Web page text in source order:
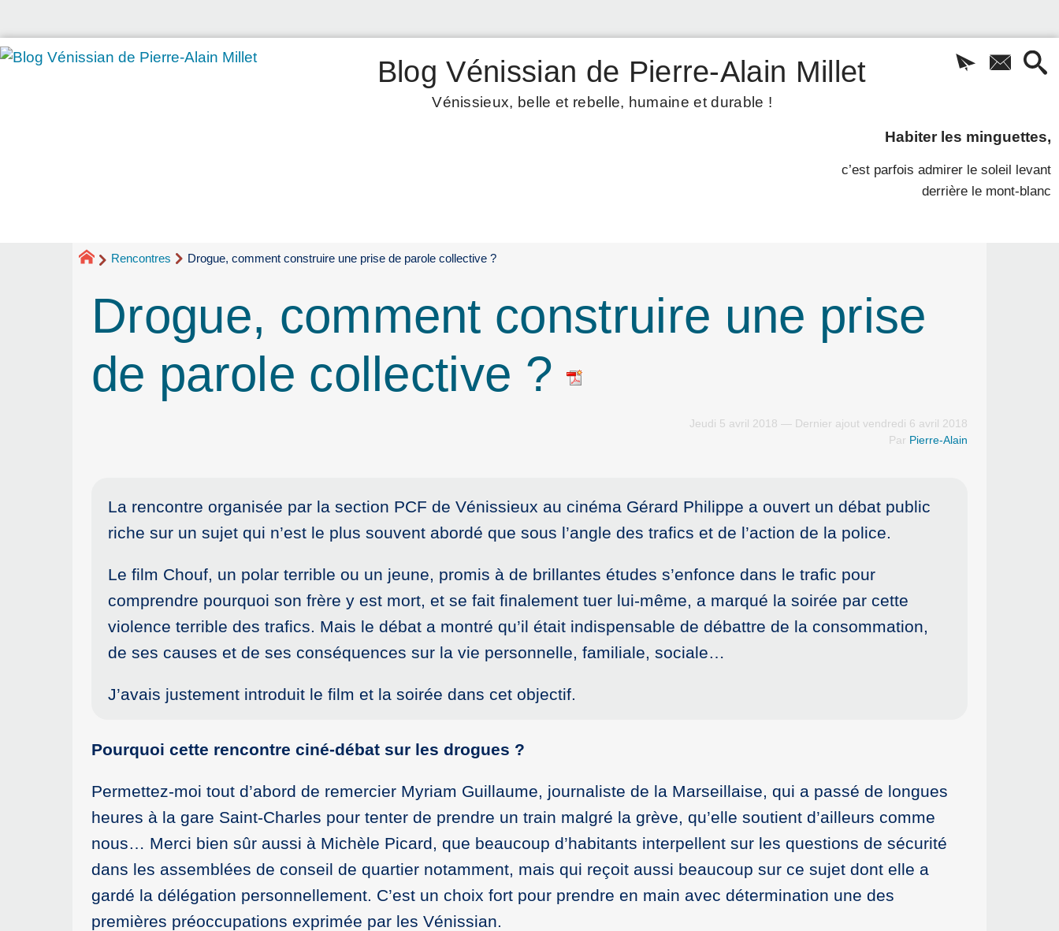
Blog Vénissian de Pierre-Alain Millet
Vénissieux, belle et rebelle, humaine et durable !
Habiter les minguettes,
c’est parfois admirer le soleil levant
derrière le mont-blanc
Rencontres Drogue, comment construire une prise de parole collective ?
Drogue, comment construire une prise
de parole collective ?
Jeudi 5 avril 2018 — Dernier ajout vendredi 6 avril 2018
Par Pierre-Alain
La rencontre organisée par la section PCF de Vénissieux au cinéma Gérard Philippe a ouvert un débat public
riche sur un sujet qui n’est le plus souvent abordé que sous l’angle des trafics et de l’action de la police.
Le film Chouf, un polar terrible ou un jeune, promis à de brillantes études s’enfonce dans le trafic pour
comprendre pourquoi son frère y est mort, et se fait finalement tuer lui-même, a marqué la soirée par cette
violence terrible des trafics. Mais le débat a montré qu’il était indispensable de débattre de la consommation,
de ses causes et de ses conséquences sur la vie personnelle, familiale, sociale…
J’avais justement introduit le film et la soirée dans cet objectif.
Pourquoi cette rencontre ciné-débat sur les drogues ?
Permettez-moi tout d’abord de remercier Myriam Guillaume, journaliste de la Marseillaise, qui a passé de longues
heures à la gare Saint-Charles pour tenter de prendre un train malgré la grève, qu’elle soutient d’ailleurs comme
nous… Merci bien sûr aussi à Michèle Picard, que beaucoup d’habitants interpellent sur les questions de sécurité
dans les assemblées de conseil de quartier notamment, mais qui reçoit aussi beaucoup sur ce sujet dont elle a
gardé la délégation personnellement. C’est un choix fort pour prendre en main avec détermination une des
premières préoccupations exprimée par les Vénissian.